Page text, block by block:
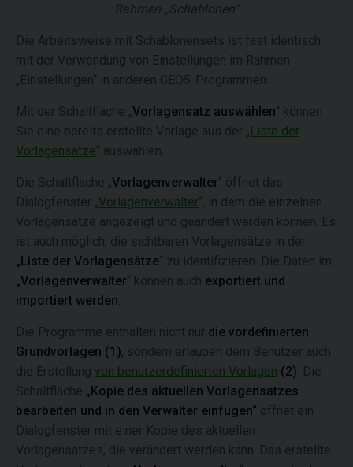
Rahmen „Schablonen“
Die Arbeitsweise mit Schablonensets ist fast identisch
mit der Verwendung von Einstellungen im Rahmen
„Einstellungen“ in anderen GEO5-Programmen.
Mit der Schaltfläche „Vorlagensatz auswählen“ können
Sie eine bereits erstellte Vorlage aus der „Liste der
Vorlagensätze“ auswählen.
Die Schaltfläche „Vorlagenverwalter“ öffnet das
Dialogfenster „Vorlagenverwalter“, in dem die einzelnen
Vorlagensätze angezeigt und geändert werden können. Es
ist auch möglich, die sichtbaren Vorlagensätze in der
„Liste der Vorlagensätze“ zu identifizieren. Die Daten im
„Vorlagenverwalter“ können auch exportiert und
importiert werden
Die Programme enthalten nicht nur die vordefinierten
Grundvorlagen (1), sondern erlauben dem Benutzer auch
die Erstellung von benutzerdefinierten Vorlagen (2) . Die
Schaltfläche „Kopie des aktuellen Vorlagensatzes
bearbeiten und in den Verwalter einfügen“ öffnet ein
Dialogfenster mit einer Kopie des aktuellen
Vorlagensatzes, die verändert werden kann. Das erstellte